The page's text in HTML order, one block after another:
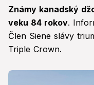
Známy kanadský
veku 84 rokov.
Člen Siene slávy
Triple Crown.